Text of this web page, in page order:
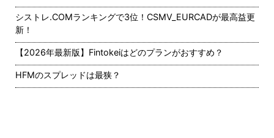
シストレ.COMランキングで3位！CSMV_EURCADが最高益更
新！
【2026年最新版】Fintokeiはどのプランがおすすめ？
HFMのスプレッドは最狭？